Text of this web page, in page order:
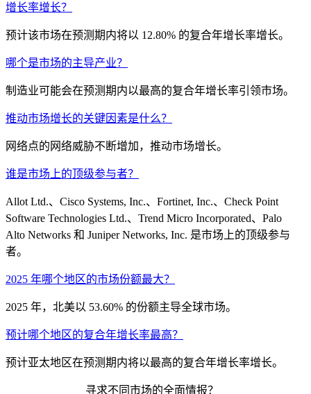
增长率增长？
预计该市场在预测期内将以 12.80% 的复合年增长率增长。
哪个是市场的主导产业？
制造业可能会在预测期内以最高的复合年增长率引领市场。
推动市场增长的关键因素是什么？
网络点的网络威胁不断增加，推动市场增长。
谁是市场上的顶级参与者？
Allot Ltd.、Cisco Systems, Inc.、Fortinet, Inc.、Check Point
Software Technologies Ltd.、Trend Micro Incorporated、Palo
Alto Networks 和 Juniper Networks, Inc. 是市场上的顶级参与
者。
2025 年哪个地区的市场份额最大？
2025 年，北美以 53.60% 的份额主导全球市场。
预计哪个地区的复合年增长率最高？
预计亚太地区在预测期内将以最高的复合年增长率增长。
寻求不同市场的全面情报？